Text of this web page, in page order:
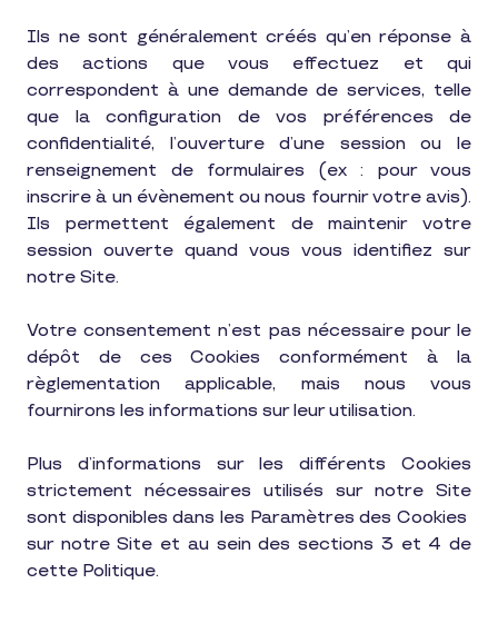
Ils ne sont généralement créés qu’en réponse à
des actions que vous effectuez et qui
correspondent à une demande de services, telle
que la configuration de vos préférences de
confidentialité, l’ouverture d’une session ou le
renseignement de formulaires (ex : pour vous
inscrire à un évènement ou nous fournir votre avis).
Ils permettent également de maintenir votre
session ouverte quand vous vous identifiez sur
notre Site.
Votre consentement n’est pas nécessaire pour le
dépôt de ces Cookies conformément à la
règlementation applicable, mais nous vous
fournirons les informations sur leur utilisation.
Plus d’informations sur les différents Cookies
strictement nécessaires utilisés sur notre Site
sont disponibles dans les Paramètres des Cookies
sur notre Site et au sein des sections 3 et 4 de
cette Politique.